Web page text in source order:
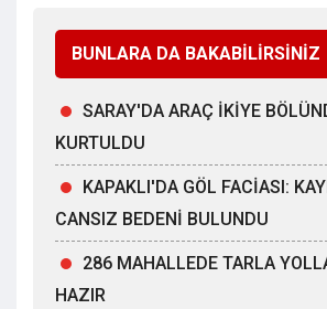
BUNLARA DA BAKABİLİRSİNİZ
SARAY'DA ARAÇ İKİYE
KURTULDU
KAPAKLI'DA GÖL FACİASI:
CANSIZ BEDENİ BULUNDU
286 MAHALLEDE TARLA
HAZIR